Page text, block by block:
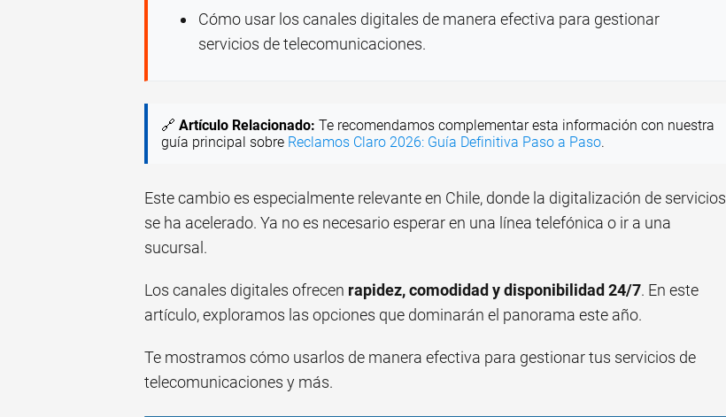
Cómo usar los canales digitales de manera efectiva para gestionar
servicios de telecomunicaciones.
🔗 Artículo Relacionado: Te recomendamos complementar esta información con nuestra
guía principal sobre Reclamos Claro 2026: Guía Definitiva Paso a Paso.
Este cambio es especialmente relevante en Chile, donde la digitalización de servicios
se ha acelerado. Ya no es necesario esperar en una línea telefónica o ir a una
sucursal.
Los canales digitales ofrecen rapidez, comodidad y disponibilidad 24/7. En este
artículo, exploramos las opciones que dominarán el panorama este año.
Te mostramos cómo usarlos de manera efectiva para gestionar tus servicios de
telecomunicaciones y más.